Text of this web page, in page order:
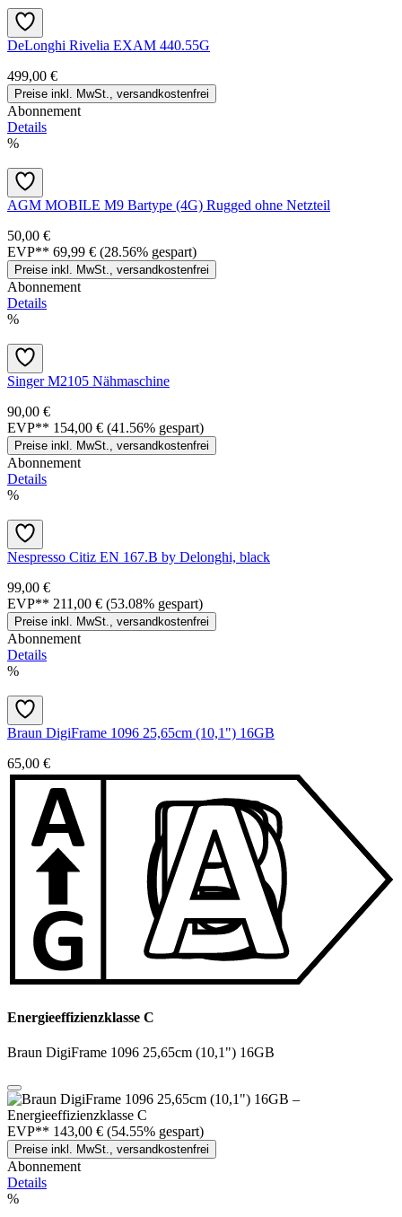
DeLonghi Rivelia EXAM 440.55G
499,00 €
Preise inkl. MwSt., versandkostenfrei
Abonnement
Details
%
AGM MOBILE M9 Bartype (4G) Rugged ohne Netzteil
50,00 €
EVP** 69,99 € (28.56% gespart)
Preise inkl. MwSt., versandkostenfrei
Abonnement
Details
%
Singer M2105 Nähmaschine
90,00 €
EVP** 154,00 € (41.56% gespart)
Preise inkl. MwSt., versandkostenfrei
Abonnement
Details
%
Nespresso Citiz EN 167.B by Delonghi, black
99,00 €
EVP** 211,00 € (53.08% gespart)
Preise inkl. MwSt., versandkostenfrei
Abonnement
Details
%
Braun DigiFrame 1096 25,65cm (10,1") 16GB
65,00 €
Energieeffizienzklasse C
Braun DigiFrame 1096 25,65cm (10,1") 16GB
EVP** 143,00 € (54.55% gespart)
Preise inkl. MwSt., versandkostenfrei
Abonnement
Details
%